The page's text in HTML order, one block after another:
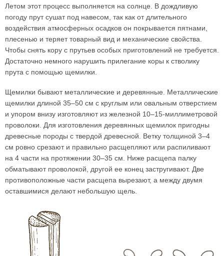
Летом этот процесс выполняется на солнце. В дождливую
погоду прут сушат под навесом, так как от длительного
воздействия атмосферных осадков он покрывается пятнами,
плесенью и теряет товарный вид и механические свойства.
Чтобы снять кору с прутьев особых приготовлений не требуется.
Достаточно немного нарушить прилегание коры к стволику
прута с помощью щемилки.
Щемилки бывают металлические и деревянные. Металлические
щемилки длиной 35–50 см с круглым или овальным отверстием
и упором внизу изготовляют из железной 10–15-миллиметровой
проволоки. Для изготовления деревянных щемилок пригодны
древесные породы с твердой древесной. Ветку толщиной 3–4
см ровно срезают и правильно расщепляют или распиливают
на 4 части на протяжении 30–35 см. Ниже расщепа палку
обматывают проволокой, другой ее конец застругивают. Две
противоположные части расщепа вырезают, а между двумя
оставшимися делают небольшую щель.